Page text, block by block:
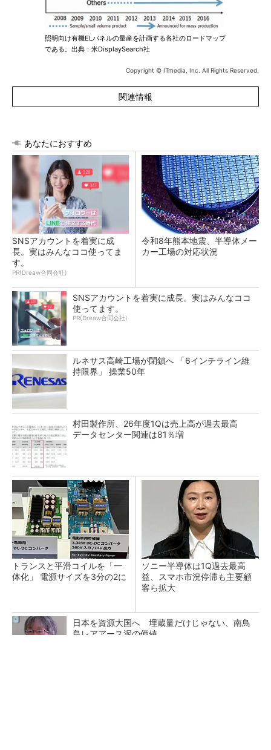
照明向け有機ELパネルの量産を計画する各社のロードマップ
である。出典：米DisplaySearch社
Copyright © ITmedia, Inc. All Rights Reserved.
関連情報
あなたにおすすめ
SNSアカウントを着実に成
長。実はみんなココ使ってま
す。
PR(Dreaw合同会社)
令和8年熊本地震、半導体メー
カー工場の対応状況
SNSアカウントを着実に成長。実はみんなココ
使ってます。
PR(Dreaw合同会社)
ルネサス高崎工場が閉鎖へ 「6インチライン維
持限界」 操業50年
村田製作所、26年度1Qは売上高が過去最高
データセンター関連は81％増
トランスと平滑コイルを「一
体化」 電源サイズを3分の2に
ソニー半導体は1Q過去最高
益、スマホ市況停滞も主要顧
客ら拡大
日本を資源大国へ 埋蔵量だけじゃない、南鳥
島レアアース泥の価値